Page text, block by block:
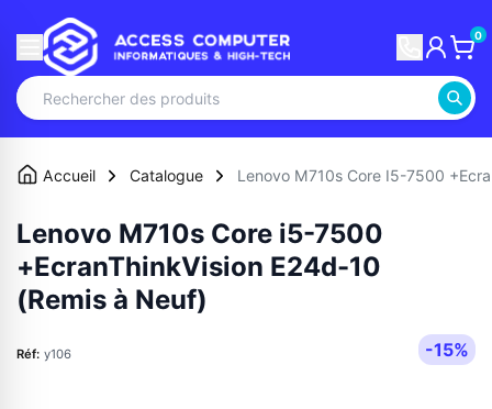
0
Accueil Catalogue Lenovo M710s Core I5-7500
Lenovo M710s Core i5-7500
+EcranThinkVision E24d-10
(Remis à Neuf)
Réf: y106 -15%